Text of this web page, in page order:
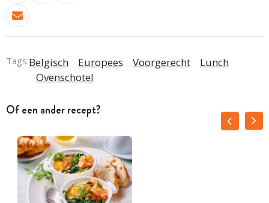
Tags:Belgisch Europees Voorgerecht
Lunch
Ovenschotel
Of een ander recept?